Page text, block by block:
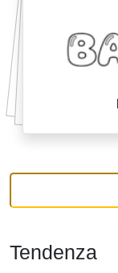
Tendenza